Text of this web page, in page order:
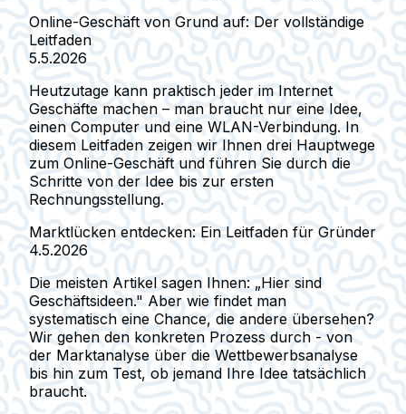
Online-Geschäft von Grund auf: Der vollständige
Leitfaden
5.5.2026
Heutzutage kann praktisch jeder im Internet
Geschäfte machen – man braucht nur eine Idee,
einen Computer und eine WLAN-Verbindung. In
diesem Leitfaden zeigen wir Ihnen drei Hauptwege
zum Online-Geschäft und führen Sie durch die
Schritte von der Idee bis zur ersten
Rechnungsstellung.
Marktlücken entdecken: Ein Leitfaden für Gründer
4.5.2026
Die meisten Artikel sagen Ihnen: „Hier sind
Geschäftsideen." Aber wie findet man
systematisch eine Chance, die andere übersehen?
Wir gehen den konkreten Prozess durch - von
der Marktanalyse über die Wettbewerbsanalyse
bis hin zum Test, ob jemand Ihre Idee tatsächlich
braucht.